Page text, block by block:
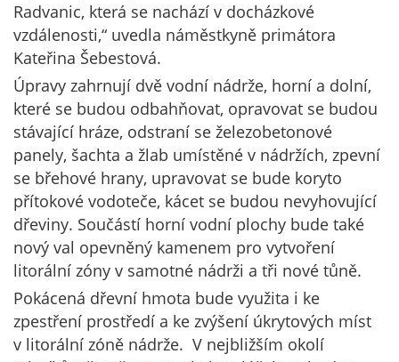
Radvanic, která se nachází v docházkové
vzdálenosti,“ uvedla náměstkyně primátora
Kateřina Šebestová.
Úpravy zahrnují dvě vodní nádrže, horní a dolní,
které se budou odbahňovat, opravovat se budou
stávající hráze, odstraní se železobetonové
panely, šachta a žlab umístěné v nádržích, zpevní
se břehové hrany, upravovat se bude koryto
přítokové vodoteče, kácet se budou nevyhovující
dřeviny. Součástí horní vodní plochy bude také
nový val opevněný kamenem pro vytvoření
litorální zóny v samotné nádrži a tři nové tůně.
Pokácená dřevní hmota bude využita i ke
zpestření prostředí a ke zvýšení úkrytových míst
v litorální zóně nádrže. V nejbližším okolí